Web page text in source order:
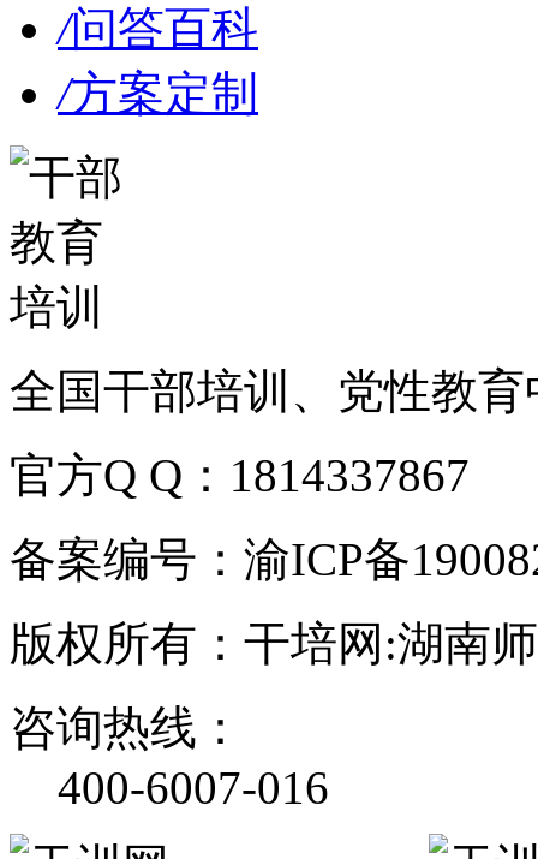
/问答百科
/方案定制
全国干部培训、党性教
官方Q Q：1814337867
备案编号：渝ICP备
版权所有：干培网:湖南
咨询热线：
400-6007-016